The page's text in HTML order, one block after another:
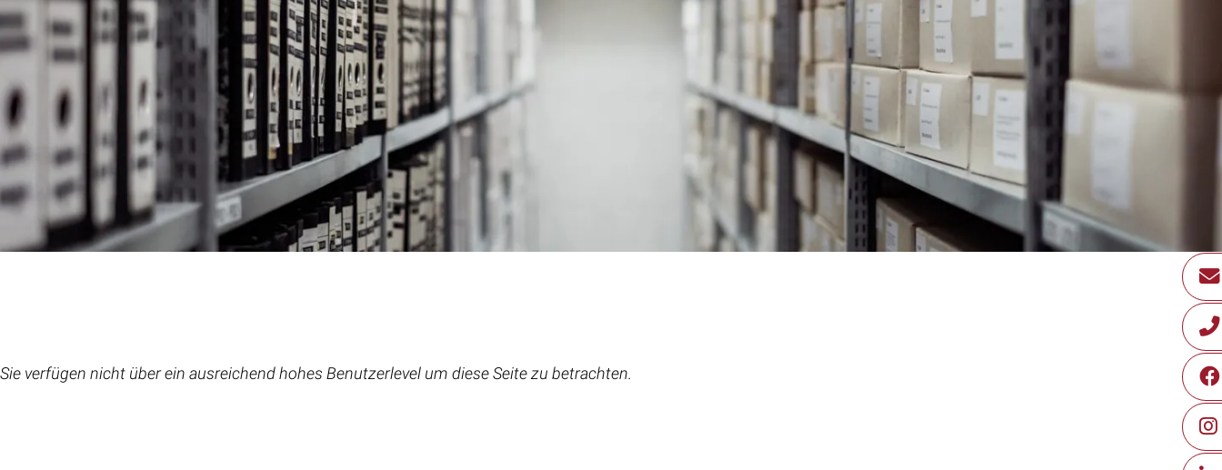
Sie verfügen nicht über ein ausreichend hohes Benutzerlevel um diese Seite zu betrachten.